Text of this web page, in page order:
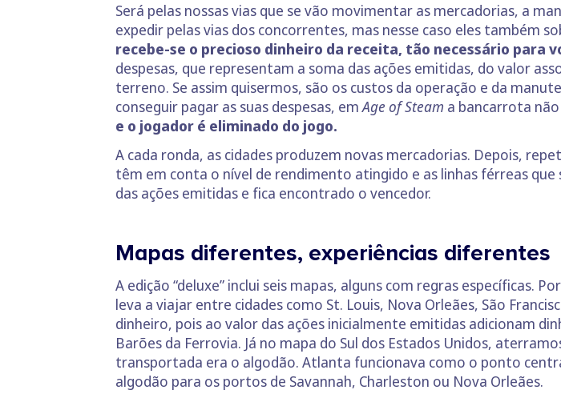
Será pelas nossas vias que se vão movimentar as mercadorias, a
expedir pelas vias dos concorrentes, mas nesse caso eles também
recebe-se o precioso dinheiro da receita, tão necessário para
despesas, que representam a soma das ações emitidas, do valor
terreno. Se assim quisermos, são os custos da operação e da
conseguir pagar as suas despesas, emAge of Steam a bancarrota
e o jogador é eliminado do jogo.
A cada ronda, as cidades produzem novas mercadorias. Depois,
têm em conta o nível de rendimento atingido e as linhas férreas
das ações emitidas e fica encontrado o vencedor.
Mapas diferentes, experiências diferentes
A edição “deluxe” inclui seis mapas, alguns com regras específicas.
leva a viajar entre cidades como St. Louis, Nova Orleães, São
dinheiro, pois ao valor das ações inicialmente emitidas adicionam
Barões da Ferrovia. Já no mapa do Sul dos Estados Unidos,
transportada era o algodão. Atlanta funcionava como o ponto
algodão para os portos de Savannah, Charleston ou Nova Orleães.